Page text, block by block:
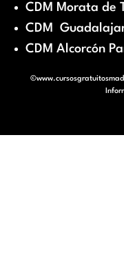
CDM Morata de
CDM
CDM Alcorcón